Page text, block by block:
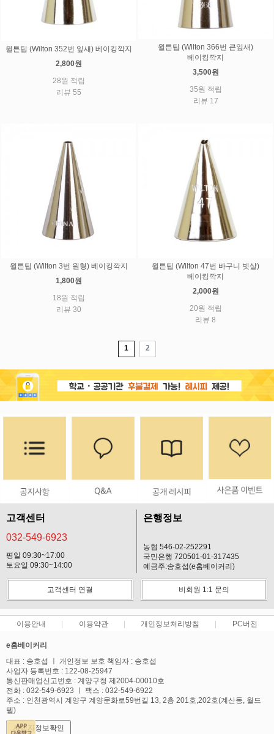
윌튼팁 (Wilton 352번 잎새) 베이킹깍지
2,800원
28원 적립
리뷰 55
윌튼팁 (Wilton 366번 큰잎새)
베이킹깍지
3,500원
35원 적립
리뷰 17
윌튼팁 (Wilton 3번 원형) 베이킹깍지
1,800원
18원 적립
리뷰 30
윌튼팁 (Wilton 47번 바구니 빗살)
베이킹깍지
2,000원
20원 적립
리뷰 8
1 2
고객센터
032-549-6923
평일 09:30~17:00
토요일 09:30~14:00
은행정보
농협 546-02-252291
국민은행 720501-01-317435
예금주:송호섭(e홈베이커리)
고객센터 연결 비회원 1:1 문의
이용안내 이용약관 개인정보처리방침 PC버전
e홈베이커리
대표 : 송호섭 ㅣ 개인정보 보호 책임자 : 송호섭
사업자 등록번호 : 122-08-25947
통신판매업신고번호 : 계양구청 제2004-00010호
전화 : 032-549-6923 ㅣ 팩스 : 032-549-6922
주소 : 인천광역시 계양구 계양문화로59번길 13, 2층 201호,202호(계산동, 월드
텔)
사업자정보확인